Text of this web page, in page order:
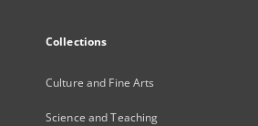
Collections
Culture and Fine Arts
Science and Teaching